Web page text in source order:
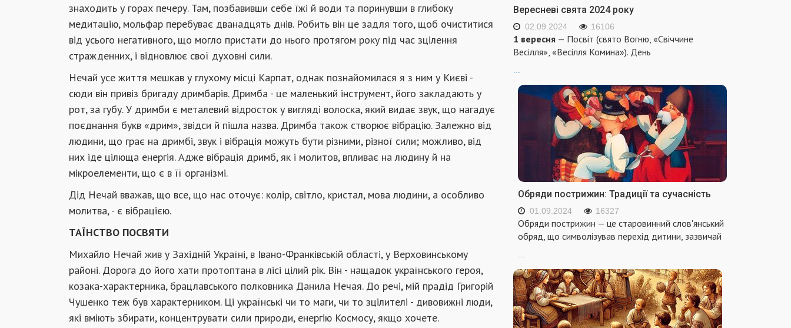
знаходить у горах печеру. Там, позбавивши себе їжі й води та поринувши в глибоку
медитацію, мольфар перебуває дванадцять днів. Робить він це задля того, щоб очиститися
від усього негативного, що могло пристати до нього протягом року під час зцілення
стражденних, і відновлює свої духовні сили.
Нечай усе життя мешкав у глухому місці Карпат, однак познайомилася я з ним у Києві -
сюди він привіз бригаду дримбарів. Дримба - це маленький інструмент, його закладають у
рот, за губу. У дримби є металевий відросток у вигляді волоска, який видає звук, що нагадує
поєднання букв «дрим», звідси й пішла назва. Дримба також створює вібрацію. Залежно від
людини, що грає на дримбі, звук і вібрація можуть бути різними, різної сили; можливо, від
них іде цілюща енергія. Адже вібрація дримб, як і молитов, впливає на людину й на
мікроелементи, що є в її організмі.
Дід Нечай вважав, що все, що нас оточує: колір, світло, кристал, мова людини, а особливо
молитва, - є вібрацією.
ТАЇНСТВО ПОСВЯТИ
Михайло Нечай жив у Західній Україні, в Івано-Франківській області, у Верховинському
районі. Дорога до його хати протоптана в лісі цілий рік. Він - нащадок українського героя,
козака-характерника, брацлавського полковника Данила Нечая. До речі, мій прадід Григорій
Чушенко теж був характерником. Ці українські чи то маги, чи то зцілителі - дивовижні люди,
які вміють збирати, концентрувати сили природи, енергію Космосу, якщо хочете.
Вересневі свята 2024 року
02.09.2024 16106
1 вересня — Посвіт (свято Вогню, «Свіччине
Весілля», «Весілля Комина»). День
...
Обряди пострижин: Традиції та сучасність
01.09.2024 16327
Обряди пострижин — це старовинний слов'янський
обряд, що символізував перехід дитини, зазвичай
...